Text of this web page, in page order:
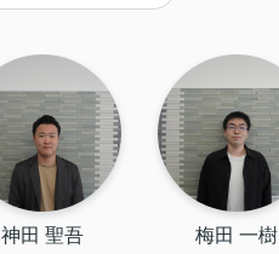
神田 聖吾 梅田 一樹